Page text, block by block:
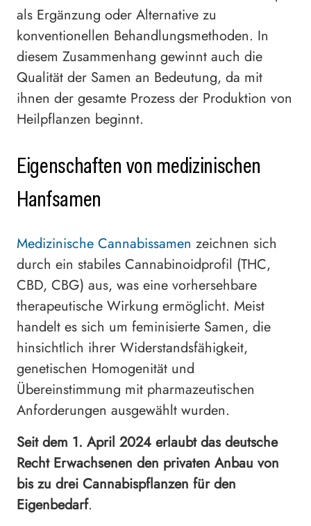
als Ergänzung oder Alternative zu
konventionellen Behandlungsmethoden. In
diesem Zusammenhang gewinnt auch die
Qualität der Samen an Bedeutung, da mit
ihnen der gesamte Prozess der Produktion von
Heilpflanzen beginnt.
Eigenschaften von medizinischen
Hanfsamen
Medizinische Cannabissamen zeichnen sich
durch ein stabiles Cannabinoidprofil (THC,
CBD, CBG) aus, was eine vorhersehbare
therapeutische Wirkung ermöglicht. Meist
handelt es sich um feminisierte Samen, die
hinsichtlich ihrer Widerstandsfähigkeit,
genetischen Homogenität und
Übereinstimmung mit pharmazeutischen
Anforderungen ausgewählt wurden.
Seit dem 1. April 2024 erlaubt das deutsche
Recht Erwachsenen den privaten Anbau von
bis zu drei Cannabispflanzen für den
Eigenbedarf.